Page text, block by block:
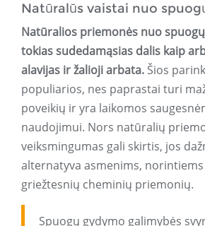
Natūralūs vaistai nuo
Natūralios priemonės nuo
tokias sudedamąsias dalis kaip
alavijas ir žalioji arbata. Šios
populiarios, nes paprastai turi
poveikių ir yra laikomos
naudojimui. Nors natūralių
veiksmingumas gali skirtis, jos
alternatyva asmenims,
griežtesnių cheminių priemonių.
Spuogų gydymo galimybės